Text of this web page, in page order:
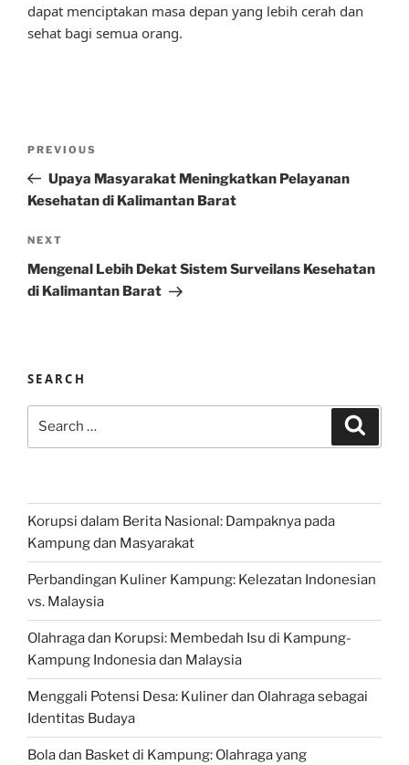
dapat menciptakan masa depan yang lebih cerah dan
sehat bagi semua orang.
Previous
Post
PREVIOUS
Upaya Masyarakat Meningkatkan Pelayanan
Kesehatan di Kalimantan Barat
Next
Post
NEXT
Mengenal Lebih Dekat Sistem Surveilans Kesehatan
di Kalimantan Barat
SEARCH
Korupsi dalam Berita Nasional: Dampaknya pada
Kampung dan Masyarakat
Perbandingan Kuliner Kampung: Kelezatan Indonesian
vs. Malaysia
Olahraga dan Korupsi: Membedah Isu di Kampung-
Kampung Indonesia dan Malaysia
Menggali Potensi Desa: Kuliner dan Olahraga sebagai
Identitas Budaya
Bola dan Basket di Kampung: Olahraga yang